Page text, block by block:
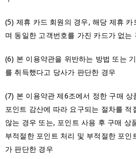
(5) 제휴 카드 회원의 경우, 해당 제휴
며 동일한 고객번호를 가진 카드가 없는
(6) 본 이용약관을 위반하는 방법 또는
를 취득했다고 당사가 판단한 경우
(7) 본 이용약관 제6조에서 정한 구매
포인트 감산에 따라 요구되는 절차를 적
않는 경우 또는, 포인트 사용 후 구매 상
부적절한 포인트 처리 및 부적절한 포
가 판단한 경우